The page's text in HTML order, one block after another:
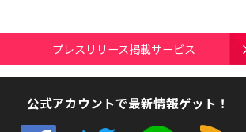
プレスリリース掲載サービス
公式アカウントで最新情報ゲット！